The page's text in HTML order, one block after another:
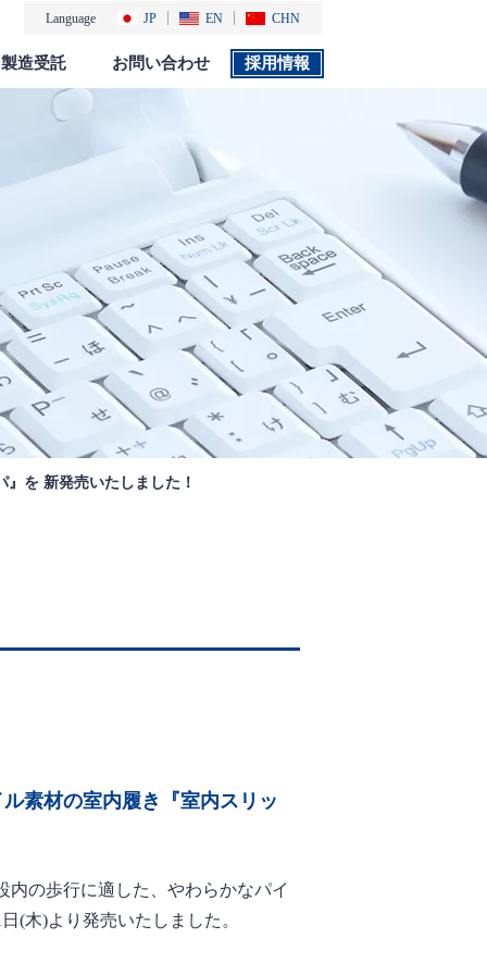
Language JP EN CHN
採用情報
製品カタログ
製造受託 お問い合わせ 採用情報
』を 新発売いたしました！
素材の室内履き『室内スリッ
の歩行に適した、やわらかなパイ
(木)より発売いたしました。